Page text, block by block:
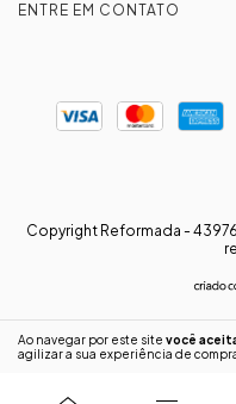
Ao navegar por este site você
agilizar a sua experiência de
ENTRE EM CONTATO
Copyright Reformada -